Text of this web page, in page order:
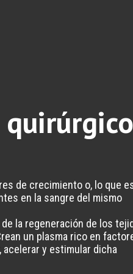
de crecimiento o, lo que
en la sangre del mismo
la regeneración de los
un plasma rico en
y estimular dicha